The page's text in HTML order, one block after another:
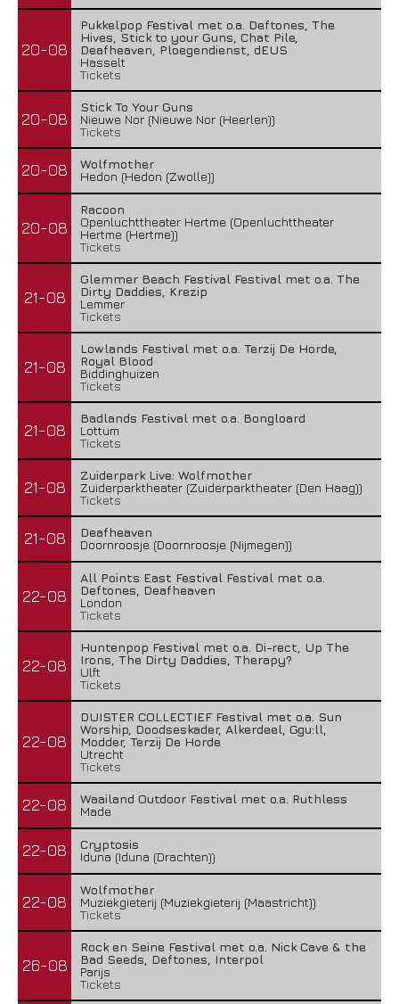
20-08
Pukkelpop Festival met o.a. Deftones, The
Hives, Stick to your Guns, Chat Pile,
Deafheaven, Ploegendienst, dEUS
Hasselt
Tickets
20-08
Stick To Your Guns
Nieuwe Nor (Nieuwe Nor (Heerlen))
Tickets
20-08
Wolfmother
Hedon (Hedon (Zwolle))
20-08
Racoon
Openluchttheater Hertme (Openluchttheater
Hertme (Hertme))
Tickets
21-08
Glemmer Beach Festival Festival met o.a. The
Dirty Daddies, Krezip
Lemmer
Tickets
21-08
Lowlands Festival met o.a. Terzij De Horde,
Royal Blood
Biddinghuizen
Tickets
21-08
Badlands Festival met o.a. Bongloard
Lottum
Tickets
21-08
Zuiderpark Live: Wolfmother
Zuiderparktheater (Zuiderparktheater (Den Haag))
Tickets
21-08
Deafheaven
Doornroosje (Doornroosje (Nijmegen))
22-08
All Points East Festival Festival met o.a.
Deftones, Deafheaven
London
Tickets
22-08
Huntenpop Festival met o.a. Di-rect, Up The
Irons, The Dirty Daddies, Therapy?
Ulft
Tickets
22-08
DUISTER COLLECTIEF Festival met o.a. Sun
Worship, Doodseskader, Alkerdeel, Ggu:ll,
Modder, Terzij De Horde
Utrecht
Tickets
22-08
Waailand Outdoor Festival met o.a. Ruthless
Made
22-08
Cryptosis
Iduna (Iduna (Drachten))
22-08
Wolfmother
Muziekgieterij (Muziekgieterij (Maastricht))
Tickets
26-08
Rock en Seine Festival met o.a. Nick Cave & the
Bad Seeds, Deftones, Interpol
Parijs
Tickets